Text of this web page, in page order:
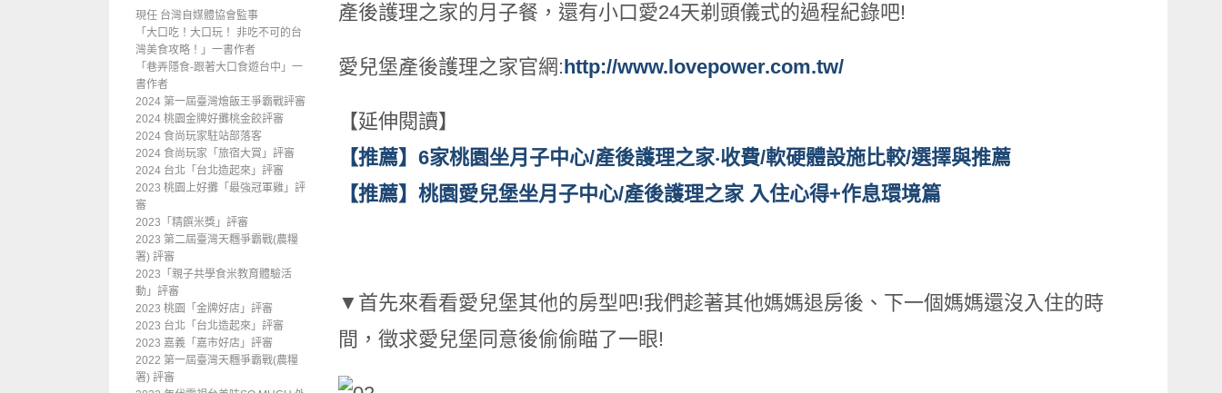
產後護理之家的月子餐，還有小口愛24天剃頭儀式的過程紀錄吧!
愛兒堡產後護理之家官網:http://www.lovepower.com.tw/
【延伸閱讀】
【推薦】6家桃園坐月子中心/產後護理之家‧收費/軟硬體設施比較/選擇與推薦
【推薦】桃園愛兒堡坐月子中心/產後護理之家 入住心得+作息環境篇
▼首先來看看愛兒堡其他的房型吧!我們趁著其他媽媽退房後、下一個媽媽還沒入住的時
間，徵求愛兒堡同意後偷偷瞄了一眼!
現任 台灣自媒體協會監事
「大口吃！大口玩！ 非吃不可的台
灣美食攻略！」一書作者
「巷弄隱食-跟著大口食遊台中」一
書作者
2024 第一屆臺灣燴飯王爭霸戰評審
2024 桃園金牌好攤桃金餃評審
2024 食尚玩家駐站部落客
2024 食尚玩家「旅宿大賞」評審
2024 台北「台北造起來」評審
2023 桃園上好攤「最強冠軍雞」評
審
2023「精饌米獎」評審
2023 第二屆臺灣天糰爭霸戰(農糧
署) 評審
2023「親子共學食米教育體驗活
動」評審
2023 桃園「金牌好店」評審
2023 台北「台北造起來」評審
2023 嘉義「嘉市好店」評審
2022 第一屆臺灣天糰爭霸戰(農糧
署) 評審